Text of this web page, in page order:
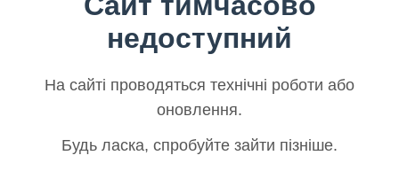
недоступний
На сайті проводяться технічні роботи або
оновлення.
Будь ласка, спробуйте зайти пізніше.